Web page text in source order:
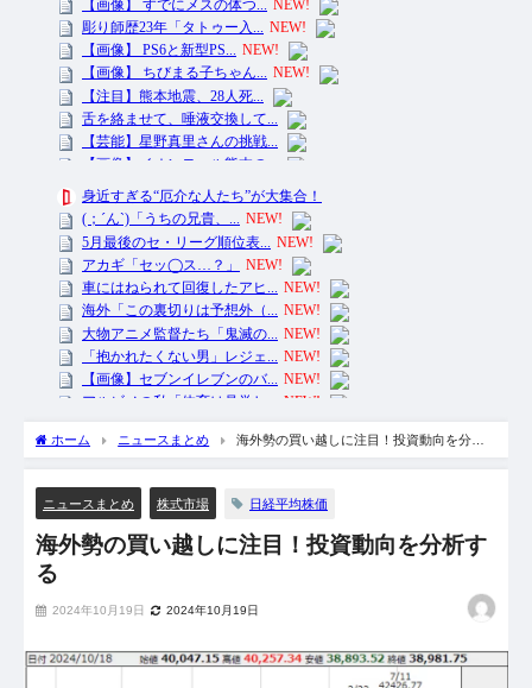
ホーム ニュースまとめ
海外勢の買い越しに注目！投資動向を分析
ニュースまとめ 株式市場 日経平均株価
海外勢の買い越しに注目！投資動向を分析す
る
2024年10月19日 2024年10月19日